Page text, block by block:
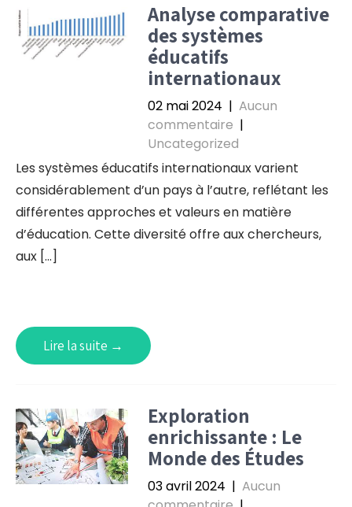
Analyse comparative
des systèmes
éducatifs
internationaux
02 mai 2024 | Aucun
commentaire |
Uncategorized
Les systèmes éducatifs internationaux varient
considérablement d’un pays à l’autre, reflétant les
différentes approches et valeurs en matière
d’éducation. Cette diversité offre aux chercheurs,
aux […]
Lire la suite →
Exploration
enrichissante : Le
Monde des Études
03 avril 2024 | Aucun